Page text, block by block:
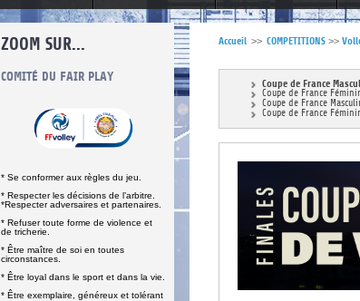
ZOOM SUR...
COMITÉ DU FAIR PLAY
* Se conformer aux règles du jeu.
* Respecter les décisions de l’arbitre.
*Respecter adversaires et partenaires.
* Refuser toute forme de violence et
de tricherie.
* Être maître de soi en toutes
circonstances.
* Être loyal dans le sport et dans la vie.
* Être exemplaire, généreux et tolérant
LUTTE CONTRE LES VIOLENCES MA
Accueil >> COMPETITIONS >>
Coupe de France
Coupe de France
Coupe de France
Coupe de France